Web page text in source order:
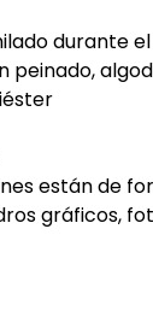
durante
peinado,
están de
gráficos,